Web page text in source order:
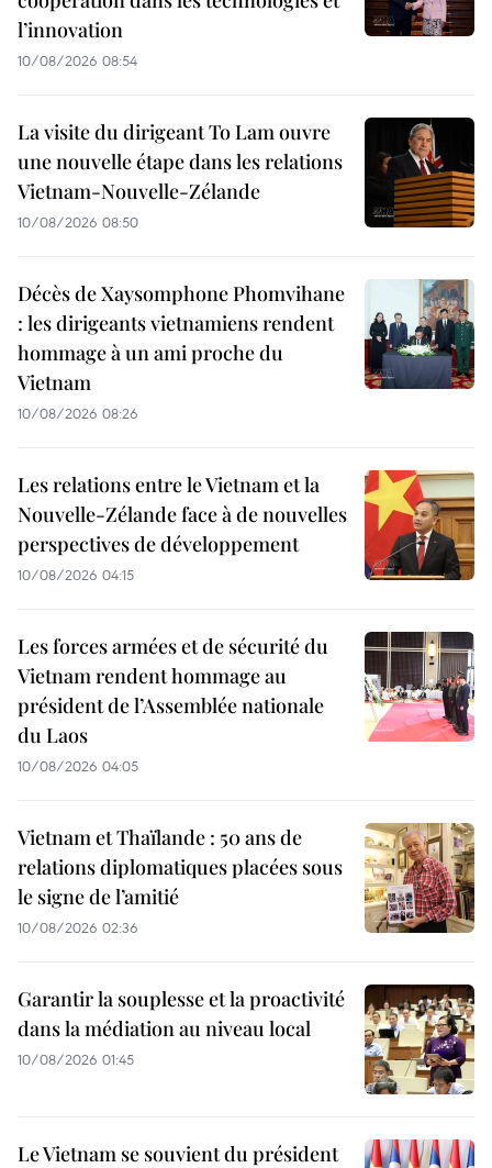
l’innovation
10/08/2026 08:54
La visite du dirigeant To Lam ouvre
une nouvelle étape dans les relations
Vietnam-Nouvelle-Zélande
10/08/2026 08:50
Décès de Xaysomphone Phomvihane
: les dirigeants vietnamiens rendent
hommage à un ami proche du
Vietnam
10/08/2026 08:26
Les relations entre le Vietnam et la
Nouvelle-Zélande face à de nouvelles
perspectives de développement
10/08/2026 04:15
Les forces armées et de sécurité du
Vietnam rendent hommage au
président de l’Assemblée nationale
du Laos
10/08/2026 04:05
Vietnam et Thaïlande : 50 ans de
relations diplomatiques placées sous
le signe de l’amitié
10/08/2026 02:36
Garantir la souplesse et la proactivité
dans la médiation au niveau local
10/08/2026 01:45
Le Vietnam se souvient du président